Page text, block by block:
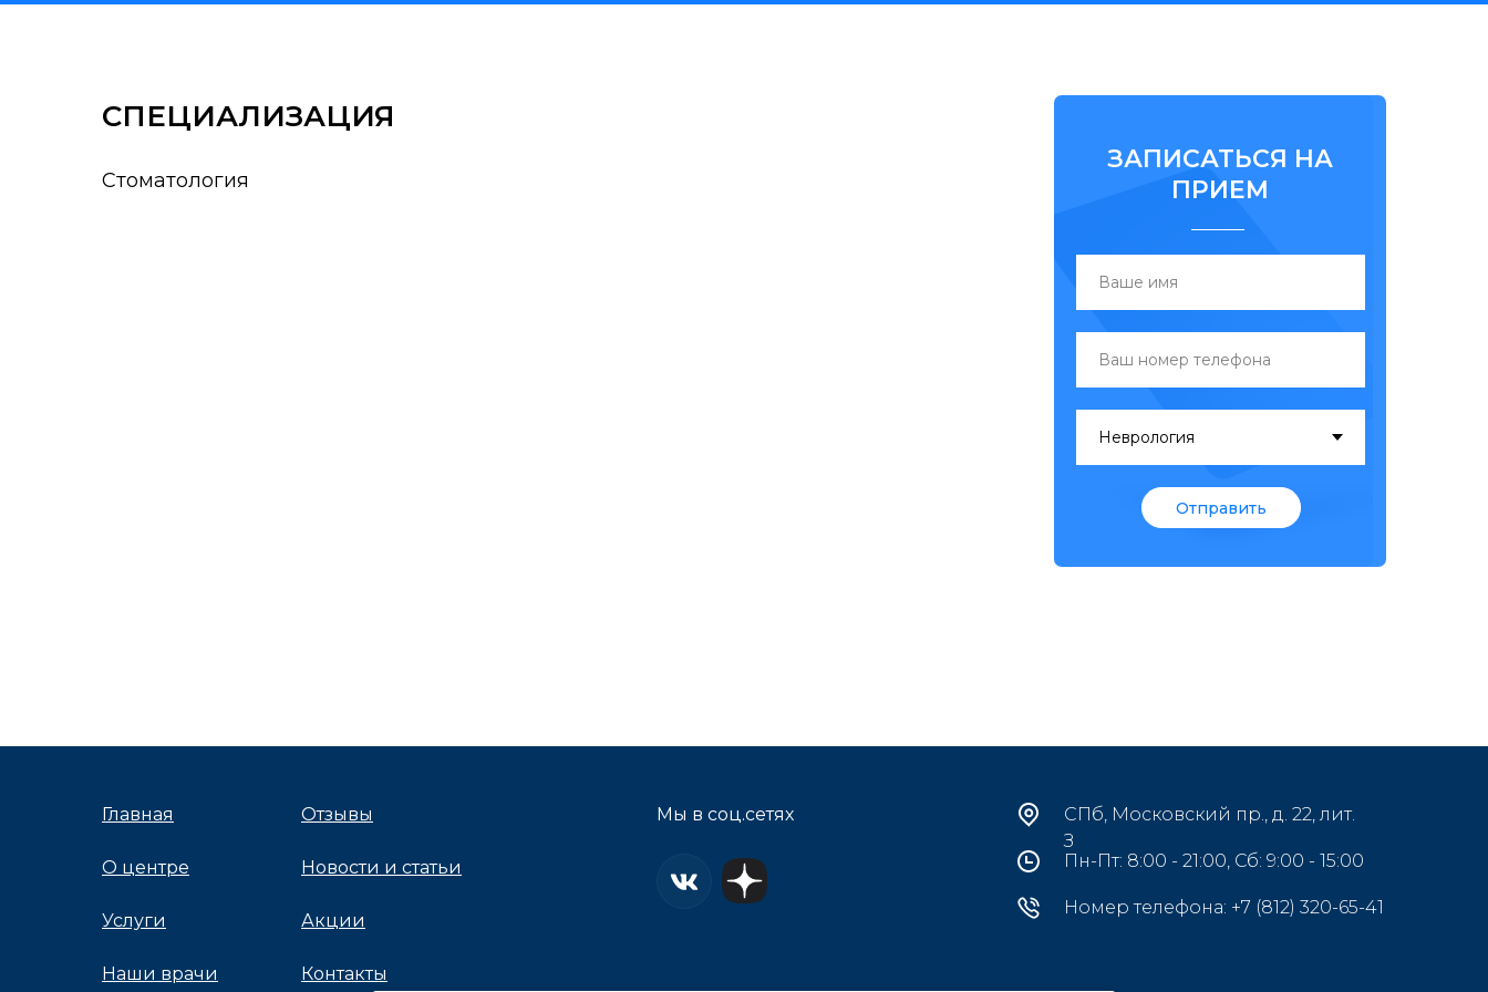
Стоматология
СПЕЦИАЛИЗАЦИЯ
ЗАПИСАТЬСЯ НА
ПРИЕМ
Отправить
Главная
О центре
Услуги
Наши врачи
Отзывы
Новости и статьи
Акции
Контакты
Мы в соц.сетях
СПб, Московский пр., д. 22, лит.
З
Пн-Пт: 8:00 - 21:00, Сб: 9:00 - 15:00
Номер телефона: +7 (812) 320-65-41